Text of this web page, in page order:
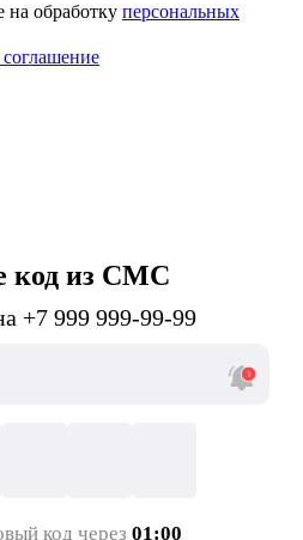
на обработку персональных
соглашение
код из СМС
+7 999 999-99-99
код через 01:00